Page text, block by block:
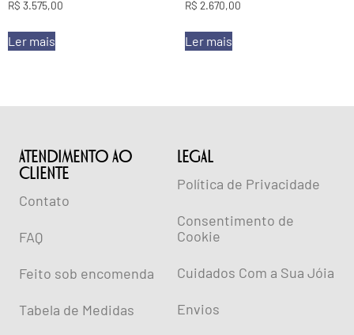
R$ 3.575,00
Ler mais
R$ 2.670,00
Ler mais
ATENDIMENTO AO
CLIENTE
Contato
FAQ
Feito sob encomenda
Tabela de Medidas
lEGAL
Política de Privacidade
Consentimento de
Cookie
Cuidados Com a Sua Jóia
Envios